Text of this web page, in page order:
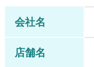
会社名
店舗名